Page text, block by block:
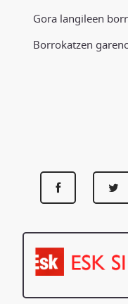
Gora langileen
Borrokatzen